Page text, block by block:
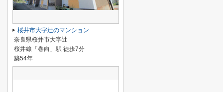
桜井市大字辻のマンション
奈良県桜井市大字辻
桜井線「巻向」駅 徒歩7分
築54年